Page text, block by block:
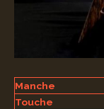
Manche
Touche